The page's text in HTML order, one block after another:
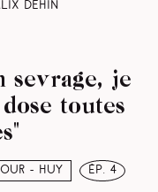
Dehin
- Huy ép. 4
sevrage, je
toutes